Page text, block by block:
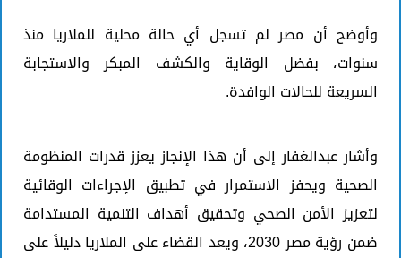
وأوضح أن مصر لم تسجل أي حالة محلية للملاريا منذ
سنوات، بفضل الوقاية والكشف المبكر والاستجابة
السريعة للحالات الوافدة.
وأشار عبدالغفار إلى أن هذا الإنجاز يعزز قدرات المنظومة
الصحية ويحفز الاستمرار في تطبيق الإجراءات الوقائية
لتعزيز الأمن الصحي وتحقيق أهداف التنمية المستدامة
ضمن رؤية مصر 2030، ويعد القضاء على الملاريا دليلاً على